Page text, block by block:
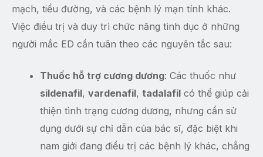
mạch, tiểu đường, và các bệnh lý mạn tính khác.
Việc điều trị và duy trì chức năng tình dục ở những
người mắc ED cần tuân theo các nguyên tắc sau:
Thuốc hỗ trợ cương dương: Các thuốc như
sildenafil, vardenafil, tadalafil có thể giúp cải
thiện tình trạng cương dương, nhưng cần sử
dụng dưới sự chỉ dẫn của bác sĩ, đặc biệt khi
nam giới đang điều trị các bệnh lý khác, chẳng